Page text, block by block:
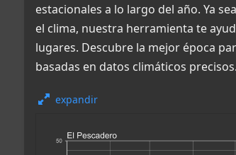
estacionales a lo largo del año. Ya
el clima, nuestra herramienta te
lugares. Descubre la mejor época
basadas en datos climáticos precisos.
expandir